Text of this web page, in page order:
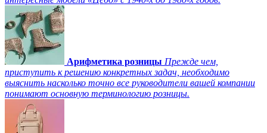
Арифметика розницы Прежде чем,
приступить к решению конкретных задач, необходимо
выяснить насколько точно все руководители вашей компании
понимают основную терминологию розницы.